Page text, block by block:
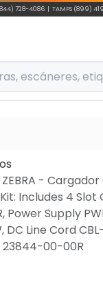
728-4086 | TAMPS (899)
-
Includes 4 Slot
Power Supply
DC Line Cord
23844-00-00R